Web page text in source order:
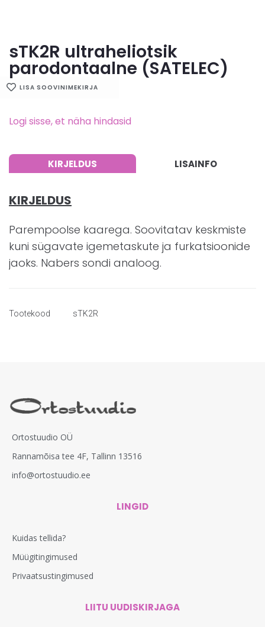
sTK2R ultraheliotsik
parodontaalne (SATELEC)
LISA SOOVINIMEKIRJA
Logi sisse, et näha hindasid
KIRJELDUS LISAINFO
KIRJELDUS
Parempoolse kaarega. Soovitatav keskmiste
kuni sügavate igemetaskute ja furkatsioonide
jaoks. Nabers sondi analoog.
Tootekood sTK2R
Ortostuudio OÜ
Rannamõisa tee 4F, Tallinn 13516
info@ortostuudio.ee
LINGID
Kuidas tellida?
Müügitingimused
Privaatsustingimused
LIITU UUDISKIRJAGA